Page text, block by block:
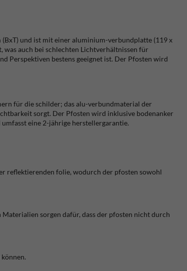
und ist mit einer aluminium-verbundplatte (119 x
auch bei schlechten Lichtverhältnissen für
Perspektiven bestens geeignet ist. Der Pfosten wird
für die schilder; das alu-verbundmaterial der
sorgt. Der Pfosten wird inklusive bodenanker
eine 2-jährige herstellergarantie.
reflektierenden folie, wodurch der pfosten sowohl
sorgen dafür, dass der pfosten nicht durch